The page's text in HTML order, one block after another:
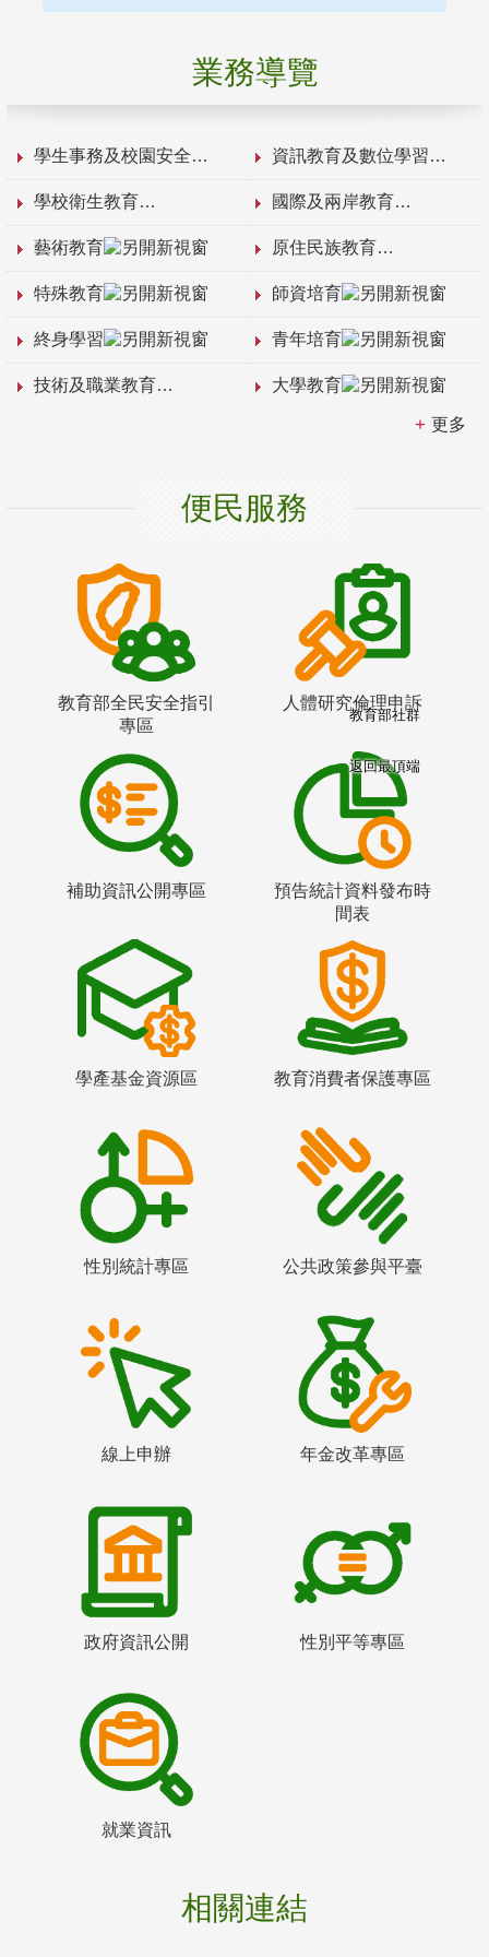
業務導覽
學生事務及校園安全 資訊教育及數位學習
學校衛生教育 國際及兩岸教育
藝術教育 原住民族教育
特殊教育 師資培育
終身學習 青年培育
技術及職業教育 大學教育
更多
便民服務
教育部全民安全指引
專區
人體研究倫理申訴
補助資訊公開專區
預告統計資料發布時
間表
學產基金資源區 教育消費者保護專區
性別統計專區 公共政策參與平臺
線上申辦 年金改革專區
政府資訊公開 性別平等專區
就業資訊
相關連結
教育部社群
返回最頂端